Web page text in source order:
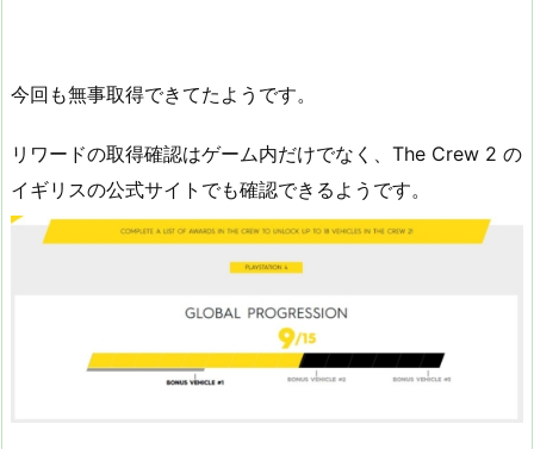
今回も無事取得できてたようです。
リワードの取得確認はゲーム内だけでなく、The Crew 2 の
イギリスの公式サイトでも確認できるようです。